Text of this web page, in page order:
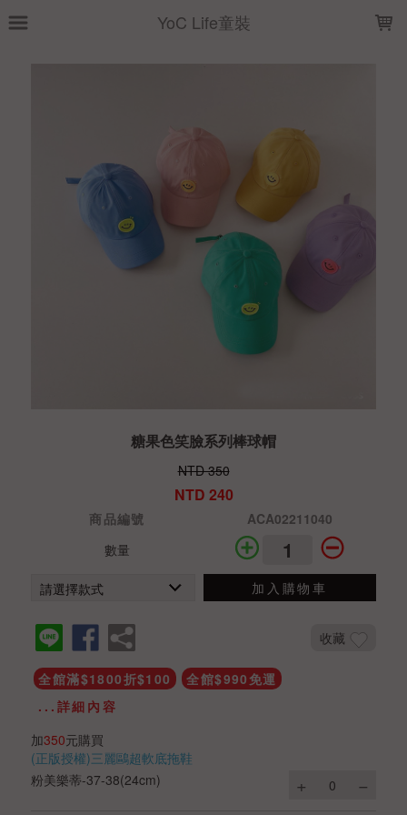
YoC Life童裝
糖果色笑臉系列棒球帽
NTD 350
NTD 240
商品編號
ACA02211040
數量
加入購物車
收藏
全館滿$1800折$100
全館$990免運
...詳細內容
加350元購買
(正版授權)三麗鷗超軟底拖鞋
粉美樂蒂-37-38(24cm)